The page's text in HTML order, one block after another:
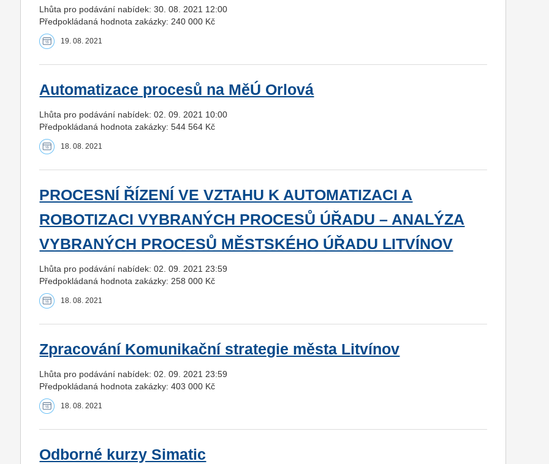
Lhůta pro podávání nabídek: 30. 08. 2021 12:00
Předpokládaná hodnota zakázky: 240 000 Kč
19. 08. 2021
Automatizace procesů na MěÚ Orlová
Lhůta pro podávání nabídek: 02. 09. 2021 10:00
Předpokládaná hodnota zakázky: 544 564 Kč
18. 08. 2021
PROCESNÍ ŘÍZENÍ VE VZTAHU K AUTOMATIZACI A
ROBOTIZACI VYBRANÝCH PROCESŮ ÚŘADU – ANALÝZA
VYBRANÝCH PROCESŮ MĚSTSKÉHO ÚŘADU LITVÍNOV
Lhůta pro podávání nabídek: 02. 09. 2021 23:59
Předpokládaná hodnota zakázky: 258 000 Kč
18. 08. 2021
Zpracování Komunikační strategie města Litvínov
Lhůta pro podávání nabídek: 02. 09. 2021 23:59
Předpokládaná hodnota zakázky: 403 000 Kč
18. 08. 2021
Odborné kurzy Simatic